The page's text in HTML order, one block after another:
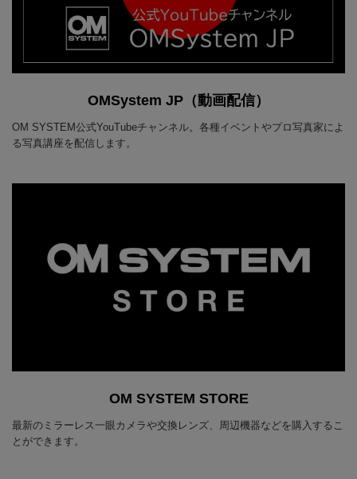
OMSystem JP（動画配信）
OM SYSTEM公式YouTubeチャンネル。各種イベントやプロ写真家によ
る写真講座を配信します。
OM SYSTEM STORE
最新のミラーレス一眼カメラや交換レンズ、周辺機器などを購入するこ
とができます。